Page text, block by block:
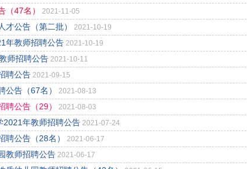
（47名）
2021-11-05
公告（第二批）
2021-10-19
年教师招聘公告 2021-10-19
师招聘公告 2021-10-11
聘公告 2021-09-15
公告（67名）
2021-08-13
聘公告（29）
2021-08-03
2021年教师招聘公告 2021-07-24
聘公告（28名）
2021-06-17
教师招聘公告 2021-06-17